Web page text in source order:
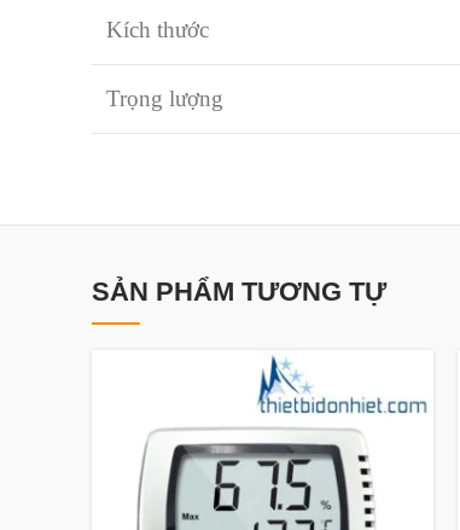
Kích thước
Trọng lượng
SẢN PHẨM TƯƠNG TỰ